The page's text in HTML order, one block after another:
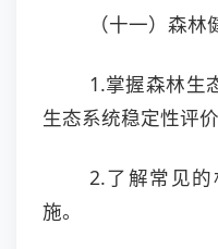
（十一）森
1.掌握森林生
生态系统稳定性评价
2.了解常见
施。